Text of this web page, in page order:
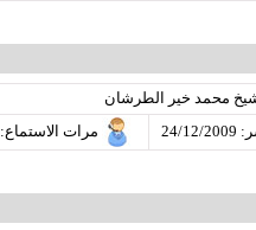
محمد خير الطرشان
مرات الاستماع: 2296